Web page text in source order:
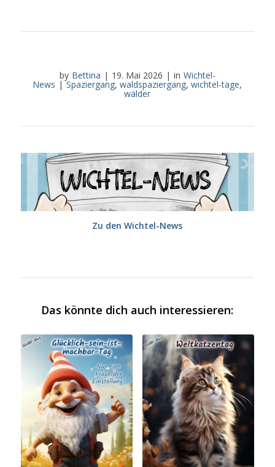
by Bettina | 19. Mai 2026 | in Wichtel-
News | Spaziergang,waldspaziergang,wichtel-tage,
wälder
Zu den Wichtel-News
Das könnte dich auch interessieren: